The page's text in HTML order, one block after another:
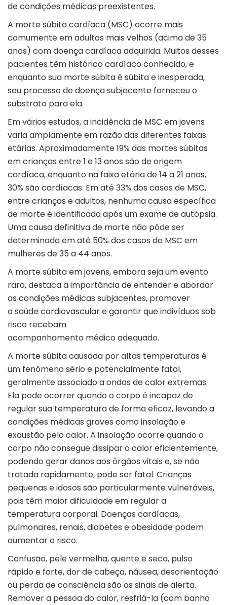
de condições médicas preexistentes.
A morte súbita cardíaca (MSC) ocorre mais
comumente em adultos mais velhos (acima de 35
anos) com doença cardíaca adquirida. Muitos desses
pacientes têm histórico cardíaco conhecido, e
enquanto sua morte súbita é súbita e inesperada,
seu processo de doença subjacente forneceu o
substrato para ela.
Em vários estudos, a incidência de MSC em jovens
varia amplamente em razão das diferentes faixas
etárias. Aproximadamente 19% das mortes súbitas
em crianças entre 1 e 13 anos são de origem
cardíaca, enquanto na faixa etária de 14 a 21 anos,
30% são cardíacas. Em até 33% dos casos de MSC,
entre crianças e adultos, nenhuma causa específica
de morte é identificada após um exame de autópsia.
Uma causa definitiva de morte não pôde ser
determinada em até 50% dos casos de MSC em
mulheres de 35 a 44 anos.
A morte súbita em jovens, embora seja um evento
raro, destaca a importância de entender e abordar
as condições médicas subjacentes, promover
a saúde cardiovascular e garantir que indivíduos sob
risco recebam
acompanhamento médico adequado.
A morte súbita causada por altas temperaturas é
um fenômeno sério e potencialmente fatal,
geralmente associado a ondas de calor extremas.
Ela pode ocorrer quando o corpo é incapaz de
regular sua temperatura de forma eficaz, levando a
condições médicas graves como insolação e
exaustão pelo calor. A insolação ocorre quando o
corpo não consegue dissipar o calor eficientemente,
podendo gerar danos aos órgãos vitais e, se não
tratada rapidamente, pode ser fatal. Crianças
pequenas e idosos são particularmente vulneráveis,
pois têm maior dificuldade em regular a
temperatura corporal. Doenças cardíacas,
pulmonares, renais, diabetes e obesidade podem
aumentar o risco.
Confusão, pele vermelha, quente e seca, pulso
rápido e forte, dor de cabeça, náusea, desorientação
ou perda de consciência são os sinais de alerta.
Remover a pessoa do calor, resfriá-la (com banho